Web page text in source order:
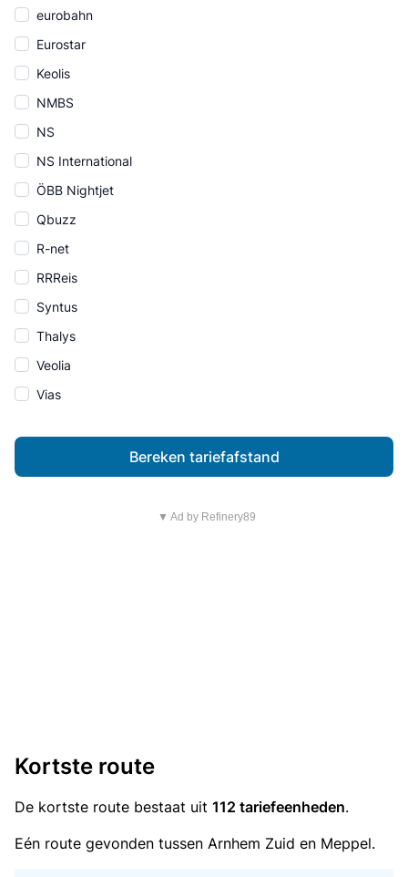
eurobahn
Eurostar
Keolis
NMBS
NS
NS International
ÖBB Nightjet
Qbuzz
R-net
RRReis
Syntus
Thalys
Veolia
Vias
Bereken tariefafstand
▼ Ad by Refinery89
Kortste route
De kortste route bestaat uit 112 tariefeenheden.
Eén route gevonden tussen Arnhem Zuid en Meppel.